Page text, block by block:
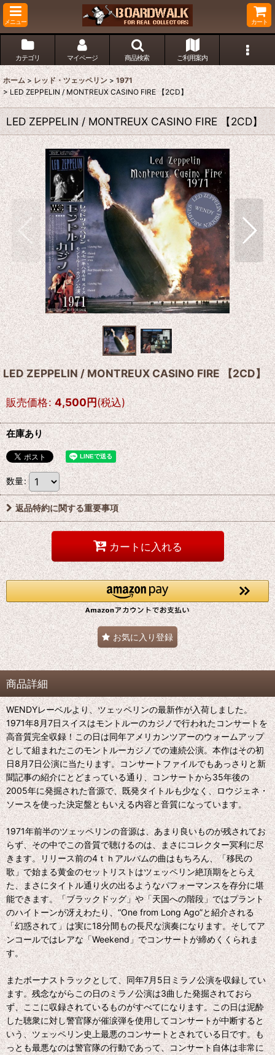
メニュー カート
カテゴリ マイページ 商品検索 ご利用案内
ホーム > レッド・ツェッペリン > 1971
> LED ZEPPELIN / MONTREUX CASINO FIRE 【2CD】
LED ZEPPELIN / MONTREUX CASINO FIRE 【2CD】
LED ZEPPELIN / MONTREUX CASINO FIRE 【2CD】
販売価格: 4,500円(税込)
在庫あり
数量:
返品特約に関する重要事項
カートに入れる
お気に入り登録
商品詳細
WENDYレーベルより、ツェッペリンの最新作が入荷しました。
1971年8月7日スイスはモントルーのカジノで行われたコンサートを
高音質完全収録！この日は同年アメリカンツアーのウォームアップ
として組まれたこのモントルーカジノでの連続公演。本作はその初
日8月7日公演に当たります。コンサートファイルでもあっさりと新
聞記事の紹介にとどまっている通り、コンサートから35年後の
2005年に発掘された音源で、既発タイトルも少なく、ロウジェネ・
ソースを使った決定盤ともいえる内容と音質になっています。
1971年前半のツェッペリンの音源は、あまり良いものが残されてお
らず、その中でこの音質で聴けるのは、まさにコレクター冥利に尽
きます。リリース前の4ｔｈアルバムの曲はもちろん、「移民の
歌」で始まる黄金のセットリストはツェッペリン絶頂期をとらえ
た、まさにタイトル通り火の出るようなパフォーマンスを存分に堪
能できます。「ブラックドッグ」や「天国への階段」ではプラント
のハイトーンが冴えわたり、“One from Long Ago”と紹介される
「幻惑されて」は実に18分間もの長尺な演奏になります。そしてア
ンコールではレアな「Weekend」でコンサートが締めくくられま
す。
またボーナストラックとして、同年7月5日ミラノ公演を収録してい
ます。残念ながらこの日のミラノ公演は3曲した発掘されておら
ず、ここに収録されているものがすべてになります。この日は泥酔
した聴衆に対し警官隊が催涙弾を使用してコンサートが中断すると
いう、ツェッペリン史上最悪のコンサートとされている日です。も
っとも最悪なのは警官隊の行動であって、コンサート自体は非常に